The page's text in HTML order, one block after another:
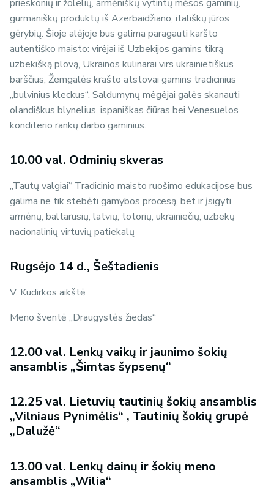
prieskonių ir žolelių, armėniškų vytintų mėsos gaminių,
gurmaniškų produktų iš Azerbaidžiano, itališkų jūros
gėrybių. Šioje alėjoje bus galima paragauti karšto
autentiško maisto: virėjai iš Uzbekijos gamins tikrą
uzbekišką plovą, Ukrainos kulinarai virs ukrainietiškus
barščius, Žemgalės krašto atstovai gamins tradicinius
„bulvinius kleckus“. Saldumynų mėgėjai galės skanauti
olandiškus blynelius, ispaniškas čiūras bei Venesuelos
konditerio rankų darbo gaminius.
10.00 val. Odminių skveras
,,Tautų valgiai’‘ Tradicinio maisto ruošimo edukacijose bus
galima ne tik stebėti gamybos procesą, bet ir įsigyti
armėnų, baltarusių, latvių, totorių, ukrainiečių, uzbekų
nacionalinių virtuvių patiekalų
Rugsėjo 14 d., Šeštadienis
V. Kudirkos aikštė
Meno šventė ,,Draugystės žiedas‘‘
12.00 val. Lenkų vaikų ir jaunimo šokių
ansamblis „Šimtas šypsenų“
12.25 val. Lietuvių tautinių šokių ansamblis
„Vilniaus Pynimėlis“ , Tautinių šokių grupė
„Dalužė“
13.00 val. Lenkų dainų ir šokių meno
ansamblis „Wilia“